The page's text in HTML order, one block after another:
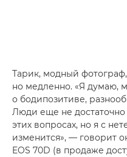
Тарик, модный фотограф,
но медленно. «Я думаю,
о бодипозитиве,
Люди еще не
этих вопросах, но я с
изменится», — говорит
EOS 70D (в продаже